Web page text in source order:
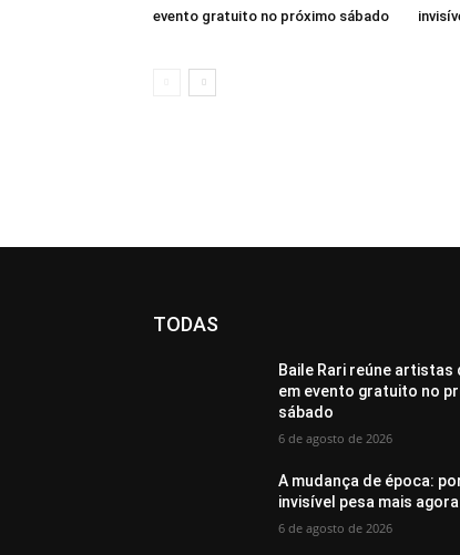
evento gratuito no próximo sábado
TODAS
Baile Rari reúne artistas
em evento gratuito no
sábado
6 de agosto de 2026
A mudança de época:
invisível pesa mais agora
6 de agosto de 2026